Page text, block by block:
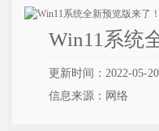
Win11系统
更新时间：2022-05-20
信息来源：网络